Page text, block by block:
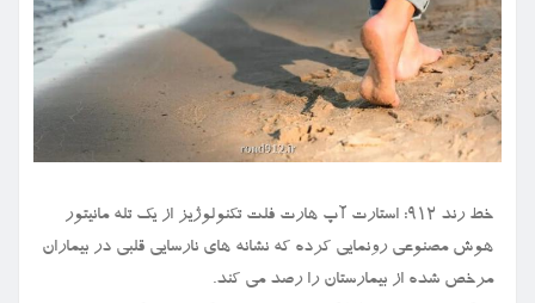
خط رند ۹۱۲: استارت آپ هارت فلت تکنولوژیز از یک تله مانیتور
هوش مصنوعی رونمایی کرده که نشانه های نارسایی قلبی در بیماران
مرخص شده از بیمارستان را رصد می کند.